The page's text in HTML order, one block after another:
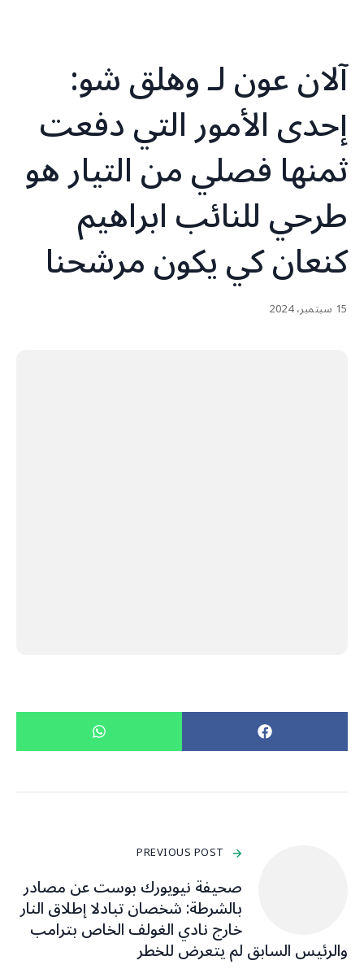
آلان عون لـ ‎وهلق شو:
إحدى الأمور التي دفعت
ثمنها فصلي من التيار هو
طرحي للنائب ابراهيم
كنعان كي يكون مرشحنا
15 سبتمبر، 2024
PREVIOUS POST
صحيفة نيويورك بوست عن مصادر
بالشرطة: شخصان تبادلا إطلاق النار
خارج نادي الغولف الخاص بترامب
والرئيس السابق لم يتعرض للخطر